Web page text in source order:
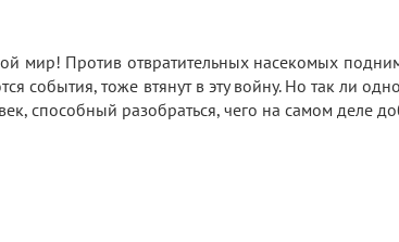
мир! Против отвратительных насекомых
события, тоже втянут в эту войну. Но так ли
способный разобраться, чего на самом деле